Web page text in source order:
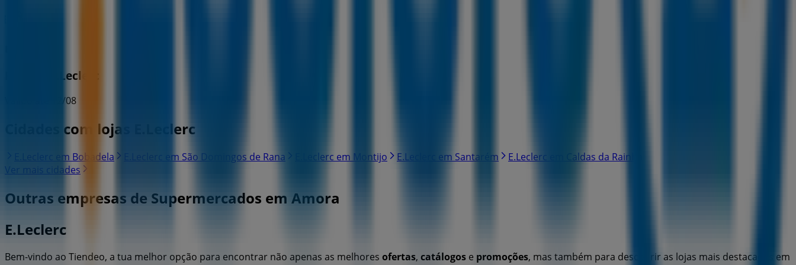
Folheto E.Leclerc
Válido até 12/08
Cidades com lojas E.Leclerc
E.Leclerc em Bobadela E.Leclerc em São Domingos de Rana E.Leclerc em Montijo E.Leclerc em Santarém
E.Leclerc em Caldas da Rainha
Ver mais cidades
Outras empresas de Supermercados em Amora
E.Leclerc
Bem-vindo ao Tiendeo, a tua melhor opção para encontrar não apenas as melhores ofertas, catálogos e promoções, mas também para descobrir as lojas mais destacadas em